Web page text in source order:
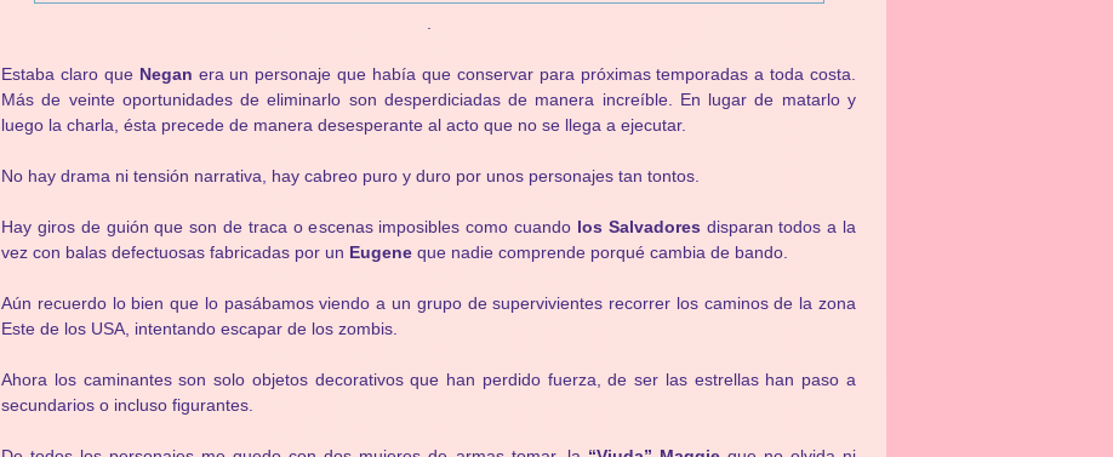
Estaba claro que Negan era un personaje que había que conservar para próximas temporadas a toda costa.
Más de veinte oportunidades de eliminarlo son desperdiciadas de manera increíble. En lugar de matarlo y
luego la charla, ésta precede de manera desesperante al acto que no se llega a ejecutar.
No hay drama ni tensión narrativa, hay cabreo puro y duro por unos personajes tan tontos.
Hay giros de guión que son de traca o escenas imposibles como cuando los Salvadores disparan todos a la
vez con balas defectuosas fabricadas por un Eugene que nadie comprende porqué cambia de bando.
Aún recuerdo lo bien que lo pasábamos viendo a un grupo de supervivientes recorrer los caminos de la zona
Este de los USA, intentando escapar de los zombis.
Ahora los caminantes son solo objetos decorativos que han perdido fuerza, de ser las estrellas han paso a
secundarios o incluso figurantes.